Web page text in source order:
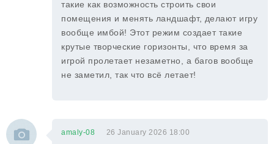
такие как возможность строить свои
помещения и менять ландшафт, делают игру
вообще имбой! Этот режим создает такие
крутые творческие горизонты, что время за
игрой пролетает незаметно, а багов вообще
не заметил, так что всё летает!
amaly-08 26 January 2026 18:00